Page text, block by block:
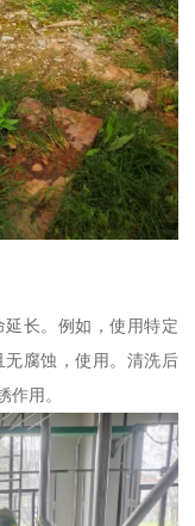
长。例如，使用特定
腐蚀，使用。清洗后
作用。